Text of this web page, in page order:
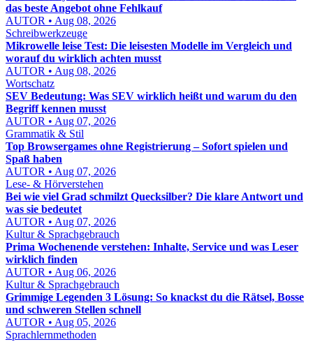
das beste Angebot ohne Fehlkauf
AUTOR • Aug 08, 2026
Schreibwerkzeuge
Mikrowelle leise Test: Die leisesten Modelle im Vergleich und
worauf du wirklich achten musst
AUTOR • Aug 08, 2026
Wortschatz
SEV Bedeutung: Was SEV wirklich heißt und warum du den
Begriff kennen musst
AUTOR • Aug 07, 2026
Grammatik & Stil
Top Browsergames ohne Registrierung – Sofort spielen und
Spaß haben
AUTOR • Aug 07, 2026
Lese- & Hörverstehen
Bei wie viel Grad schmilzt Quecksilber? Die klare Antwort und
was sie bedeutet
AUTOR • Aug 07, 2026
Kultur & Sprachgebrauch
Prima Wochenende verstehen: Inhalte, Service und was Leser
wirklich finden
AUTOR • Aug 06, 2026
Kultur & Sprachgebrauch
Grimmige Legenden 3 Lösung: So knackst du die Rätsel, Bosse
und schweren Stellen schnell
AUTOR • Aug 05, 2026
Sprachlernmethoden